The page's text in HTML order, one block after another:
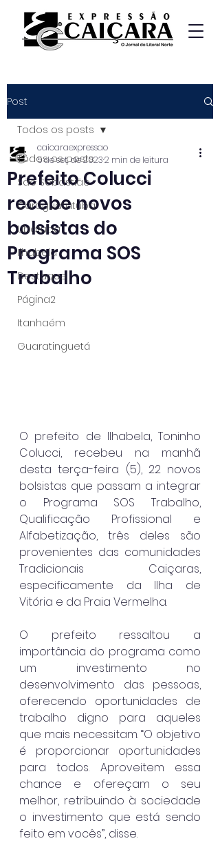
Post
Todos os posts
São Sebastião
Caraguatatuba
Ubatuba
Ilhabela
Destaque
Página2
Itanhaém
Guaratinguetá
Todos os posts
Prefeito Colucci
recebe novos
bolsistas do
Programa SOS
Trabalho
caicaraexpressao
5 de set. de 20232 min de leitura
O prefeito de Ilhabela, Toninho
Colucci, recebeu na manhã
desta terça-feira (5), 22 novos
bolsistas que passam a integrar
o Programa SOS Trabalho,
Qualificação Profissional e
Alfabetização, três deles são
provenientes das comunidades
Tradicionais Caiçaras,
especificamente da Ilha de
Vitória e da Praia Vermelha.
O prefeito ressaltou a
importância do programa como
um investimento no
desenvolvimento das pessoas,
oferecendo oportunidades de
trabalho digno para aqueles
que mais necessitam. “O objetivo
é proporcionar oportunidades
para todos. Aproveitem essa
chance e ofereçam o seu
melhor, retribuindo à sociedade
o investimento que está sendo
feito em vocês”, disse.